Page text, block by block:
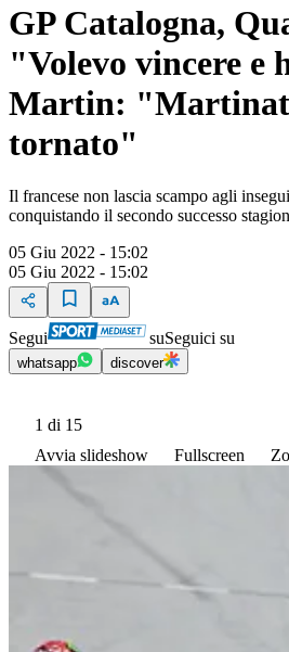
GP Catalogna,
"Volevo vincere e
Martin:
tornato"
Il francese non lascia scampo agli
conquistando il secondo successo
05 Giu 2022 - 15:02
05 Giu 2022 - 15:02
Segui suSeguici su
whatsapp discover
1 di 15
Avvia slideshow
Fullscreen